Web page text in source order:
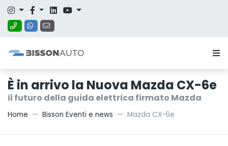
È in arrivo la Nuova Mazda CX-6e
il futuro della guida elettrica firmato Mazda
Home Bisson Eventi e news Mazda CX-6e